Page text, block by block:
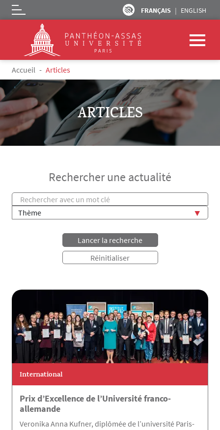
Aller au contenu principal
FRANÇAIS ENGLISH
Logo
Accueil Articles
ARTICLES
Rechercher une actualité
International
Prix d’Excellence de l’Université franco-
allemande
Veronika Anna Kufner, diplômée de l’université Paris-